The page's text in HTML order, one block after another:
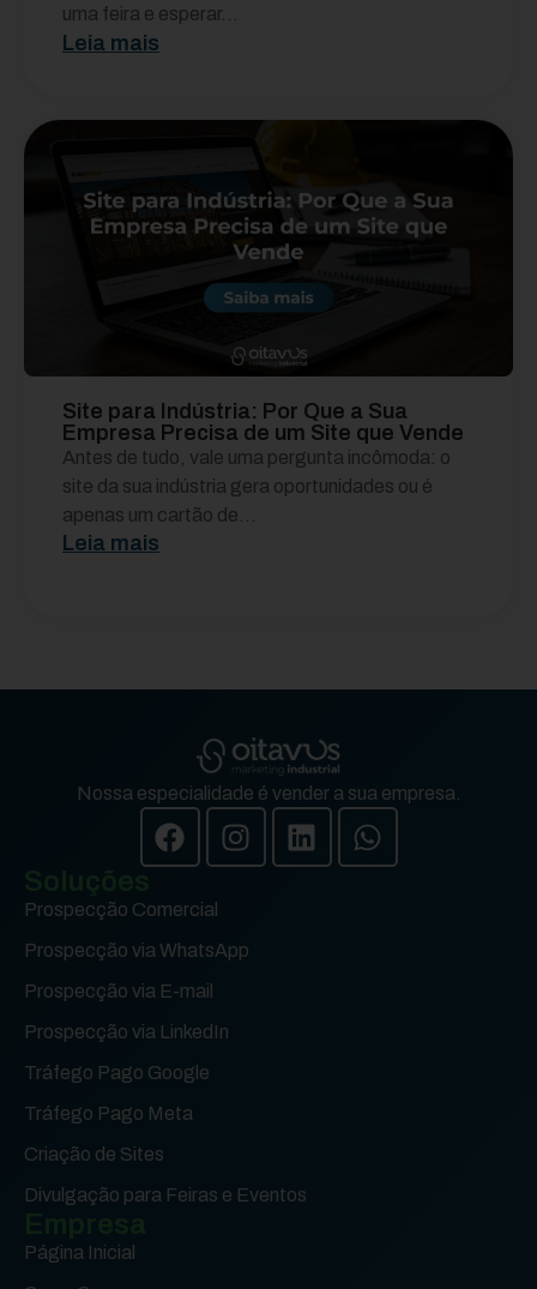
uma feira e esperar...
Leia mais
Site para Indústria: Por Que a Sua
Empresa Precisa de um Site que Vende
Antes de tudo, vale uma pergunta incômoda: o
site da sua indústria gera oportunidades ou é
apenas um cartão de...
Leia mais
Nossa especialidade é vender a sua empresa.
Prospecção Comercial
Prospecção via WhatsApp
Prospecção via E-mail
Prospecção via LinkedIn
Tráfego Pago Google
Tráfego Pago Meta
Criação de Sites
Divulgação para Feiras e Eventos
Página Inicial